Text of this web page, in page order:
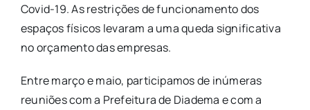
Covid-19. As restrições de funcionamento dos
espaços físicos levaram a uma queda significativa
no orçamento das empresas.
Entre março e maio, participamos de inúmeras
reuniões com a Prefeitura de Diadema e com a